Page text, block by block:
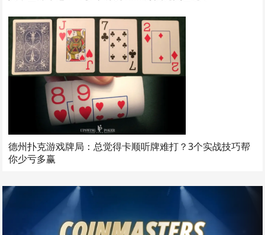
德州扑克游戏牌局：总觉得卡顺听牌难打？3个实战技巧帮
你少亏多赢